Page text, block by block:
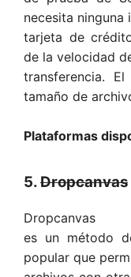
necesita ninguna
tarjeta de
de la velocidad
transferencia.
tamaño de
Plataformas
5.Dropcanvas
Dropcanvas
es un método
popular que